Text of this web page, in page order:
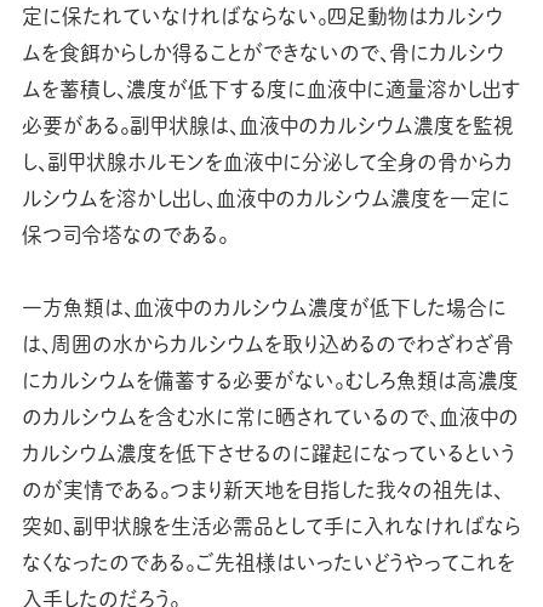
定に保たれていなければならない。四足動物はカルシウ
ムを食餌からしか得ることができないので、骨にカルシウ
ムを蓄積し、濃度が低下する度に血液中に適量溶かし出す
必要がある。副甲状腺は、血液中のカルシウム濃度を監視
し、副甲状腺ホルモンを血液中に分泌して全身の骨からカ
ルシウムを溶かし出し、血液中のカルシウム濃度を一定に
保つ司令塔なのである。
一方魚類は、血液中のカルシウム濃度が低下した場合に
は、周囲の水からカルシウムを取り込めるのでわざわざ骨
にカルシウムを備蓄する必要がない。むしろ魚類は高濃度
のカルシウムを含む水に常に晒されているので、血液中の
カルシウム濃度を低下させるのに躍起になっているという
のが実情である。つまり新天地を目指した我々の祖先は、
突如、副甲状腺を生活必需品として手に入れなければなら
なくなったのである。ご先祖様はいったいどうやってこれを
入手したのだろう。